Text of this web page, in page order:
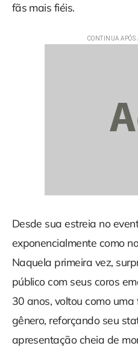
fãs mais fiéis.
Desde sua estreia no
exponencialmente como
Naquela primeira vez,
público com seus coros
30 anos, voltou como
gênero, reforçando seu
apresentação cheia de